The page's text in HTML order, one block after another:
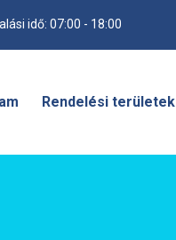
idő: 07:00 - 18:00
Rendelési területek